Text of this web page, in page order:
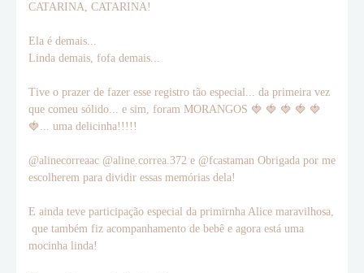
CATARINA, CATARINA!
Ela é demais...
Linda demais, fofa demais...
Tive o prazer de fazer esse registro tão especial... da primeira vez
que comeu sólido... e sim, foram MORANGOS 🍓 🍓 🍓 🍓 🍓
🍓... uma delicinha!!!!!
@alinecorreaac @aline.correa.372 e @fcastaman Obrigada por me
escolherem para dividir essas memórias dela!
E ainda teve participação especial da primirnha Alice maravilhosa,
que também fiz acompanhamento de bebê e agora está uma
mocinha linda!